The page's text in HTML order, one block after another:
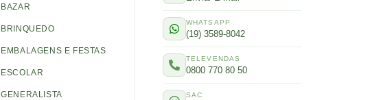
BAZAR
BRINQUEDO
EMBALAGENS E FESTAS
ESCOLAR
GENERALISTA
WHATSAPP
(19) 3589-8042
TELEVENDAS
0800 770 80 50
SAC